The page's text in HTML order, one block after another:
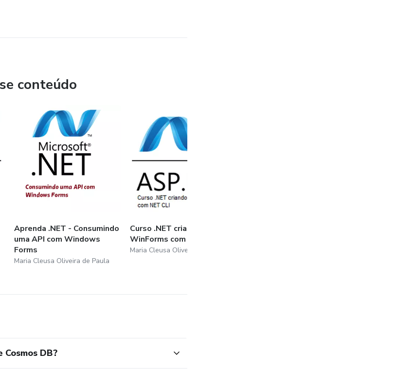
conteúdo
Aprenda .NET - Consumindo
uma API com Windows
Forms
Maria Cleusa Oliveira de Paula
Curso .NET criando
WinForms com NET CLI
Maria Cleusa Oliveira de Paula
DB?